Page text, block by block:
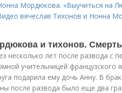
Мордюкова. «Выучиться на
вячеслав Тихонов и Нонна
и тихонов.
несколько лет после развода с
учительницей
подарила ему дочь Анну. В
после развода было еще два